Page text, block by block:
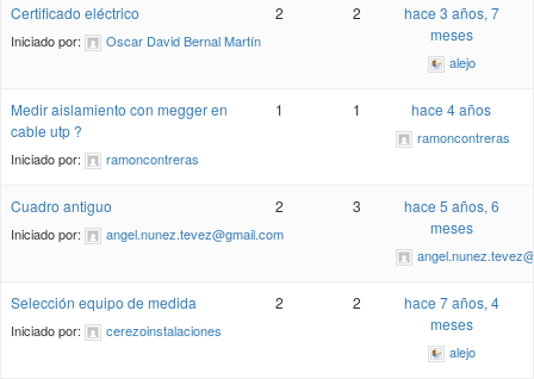
Certificado eléctrico
Iniciado por: Oscar David Bernal Martín
2 2
hace 3 años, 7
meses
alejo
Medir aislamiento con megger en
cable utp ?
Iniciado por: ramoncontreras
1 1 hace 4 años
ramoncontreras
Cuadro antiguo
Iniciado por: angel.nunez.tevez@gmail.com
2 3
hace 5 años, 6
meses
Selección equipo de medida
Iniciado por: cerezoinstalaciones
2 2
hace 7 años, 4
meses
alejo